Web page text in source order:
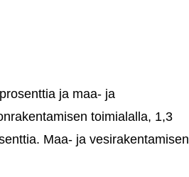
ja maa- ja
toimialalla, 1,3
Maa- ja vesirakentamisen